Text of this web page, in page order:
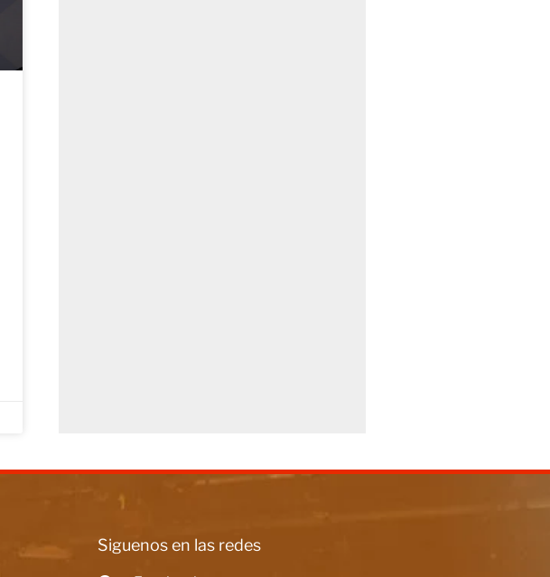
Siguenos en las redes